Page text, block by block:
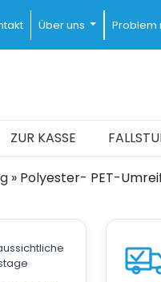
Über uns Problem
ZUR KASSE
» Polyester- PET-